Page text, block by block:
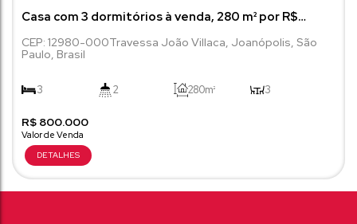
Casa com 3 dormitórios à venda, 280 m² por R$
800.000,00 - Centro - Joanópolis/SP
R$ 800.000
CEP: 12980-000Travessa João Villaca, Joanópolis, São
Paulo, Brasil
3 2 280m² 3
1